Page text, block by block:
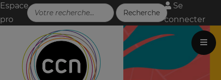
Espace
pro
Se
connecter